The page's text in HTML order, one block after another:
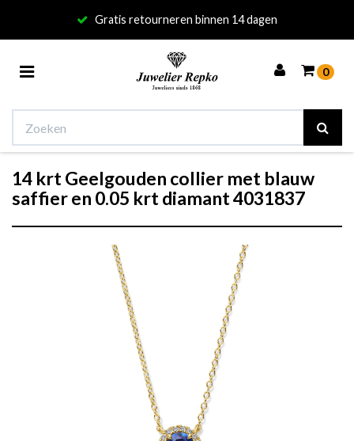
Gratis retourneren binnen 14 dagen
Toggle
0
Winkelwagen
14 krt Geelgouden collier met blauw
saffier en 0.05 krt diamant 4031837